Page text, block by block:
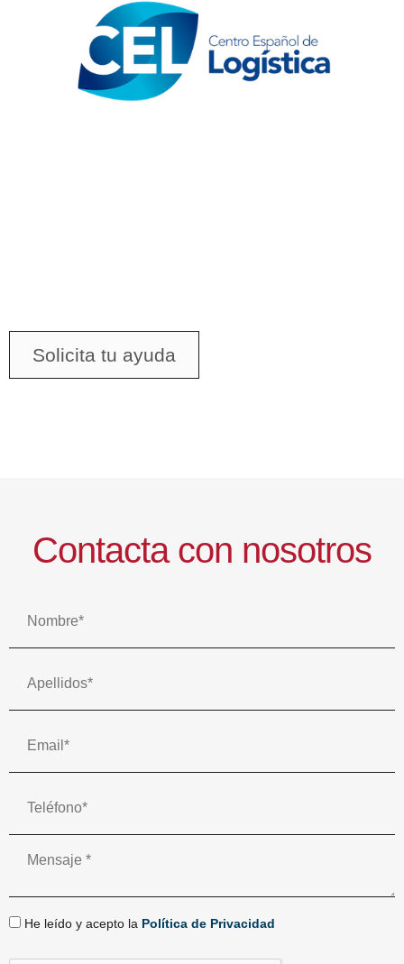
Solicita tu ayuda
Contacta con nosotros
He leído y acepto la Política de Privacidad